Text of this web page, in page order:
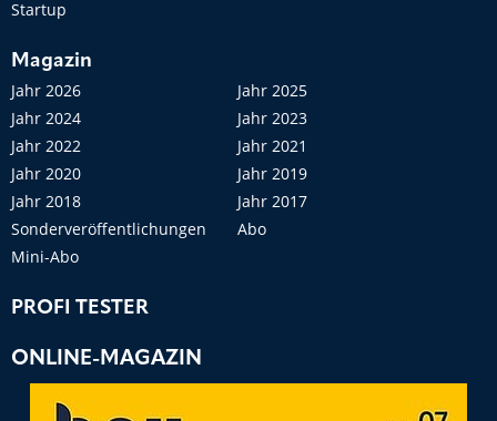
Startup
Magazin
Jahr 2026
Jahr 2025
Jahr 2024
Jahr 2023
Jahr 2022
Jahr 2021
Jahr 2020
Jahr 2019
Jahr 2018
Jahr 2017
Sonderveröffentlichungen
Abo
Mini-Abo
PROFI TESTER
ONLINE-MAGAZIN